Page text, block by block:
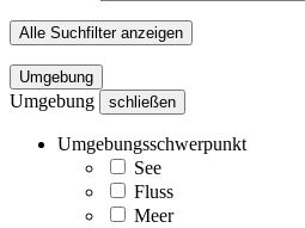
Alle Suchfilter anzeigen
Umgebung
Umgebung schließen
Umgebungsschwerpunkt
See
Fluss
Meer